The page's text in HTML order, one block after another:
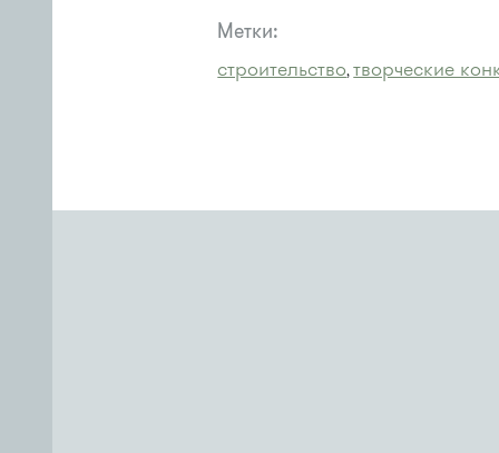
Метки:
строительство,творческие